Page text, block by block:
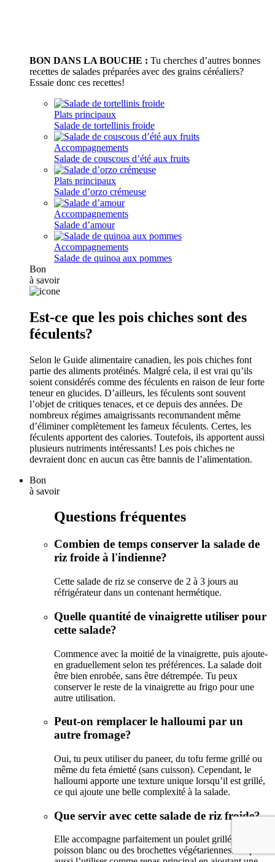
BON DANS LA BOUCHE : Tu cherches d’autres bonnes
recettes de salades préparées avec des grains céréaliers?
Essaie donc ces recettes!
Plats principaux
Salade de tortellinis froide
Accompagnements
Salade de couscous d’été aux fruits
Plats principaux
Salade d’orzo crémeuse
Accompagnements
Salade d’amour
Accompagnements
Salade de quinoa aux pommes
Bon
à savoir
Est-ce que les pois chiches sont des
féculents?
Selon le Guide alimentaire canadien, les pois chiches font
partie des aliments protéinés. Malgré cela, il est vrai qu’ils
soient considérés comme des féculents en raison de leur forte
teneur en glucides. D’ailleurs, les féculents sont souvent
l’objet de critiques tenaces, et ce depuis des années. De
nombreux régimes amaigrissants recommandent même
d’éliminer complètement les fameux féculents. Certes, les
féculents apportent des calories. Toutefois, ils apportent aussi
plusieurs nutriments intéressants! Les pois chiches ne
devraient donc en aucun cas être bannis de l’alimentation.
Bon
à savoir
Questions fréquentes
Combien de temps conserver la salade de
riz froide à l'indienne?
Cette salade de riz se conserve de 2 à 3 jours au
réfrigérateur dans un contenant hermétique.
Quelle quantité de vinaigrette utiliser pour
cette salade?
Commence avec la moitié de la vinaigrette, puis ajoute-
en graduellement selon tes préférences. La salade doit
être bien enrobée, sans être détrempée. Tu peux
conserver le reste de la vinaigrette au frigo pour une
autre utilisation.
Peut-on remplacer le halloumi par un
autre fromage?
Oui, tu peux utiliser du paneer, du tofu ferme grillé ou
même du feta émietté (sans cuisson). Cependant, le
halloumi apporte une texture unique lorsqu’il est grillé,
ce qui ajoute une belle complexité à la salade.
Que servir avec cette salade de riz froide?
Elle accompagne parfaitement un poulet grillé, un
poisson blanc ou des brochettes végétariennes. Tu peux